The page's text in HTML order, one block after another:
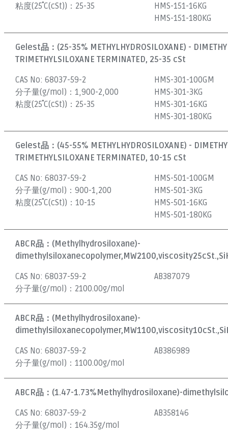
粘度(25˚C(cSt))： 25-35
HMS-151-16KG
HMS-151-180KG
Gelest品： (25-35% METHYLHYDROSILOXANE) -
TRIMETHYLSILOXANE TERMINATED, 25-35 cSt
CAS No:68037-59-2
分子量(g/mol)：1,900-2,000
粘度(25˚C(cSt))： 25-35
HMS-301-100GM
HMS-301-3KG
HMS-301-16KG
HMS-301-180KG
Gelest品： (45-55% METHYLHYDROSILOXANE) -
TRIMETHYLSILOXANE TERMINATED, 10-15 cSt
CAS No:68037-59-2
分子量(g/mol)：900-1,200
粘度(25˚C(cSt))：10-15
HMS-501-100GM
HMS-501-3KG
HMS-501-16KG
HMS-501-180KG
ABCR品： (Methylhydrosiloxane)-
CAS No:68037-59-2
分子量(g/mol)： 2100.00g/mol
AB387079
ABCR品： (Methylhydrosiloxane)-
CAS No:68037-59-2
分子量(g/mol)：1100.00g/mol
AB386989
ABCR品： (1.47-1.73%Methylhydrosiloxane)-
CAS No:68037-59-2
分子量(g/mol)：164.35g/mol
AB358146